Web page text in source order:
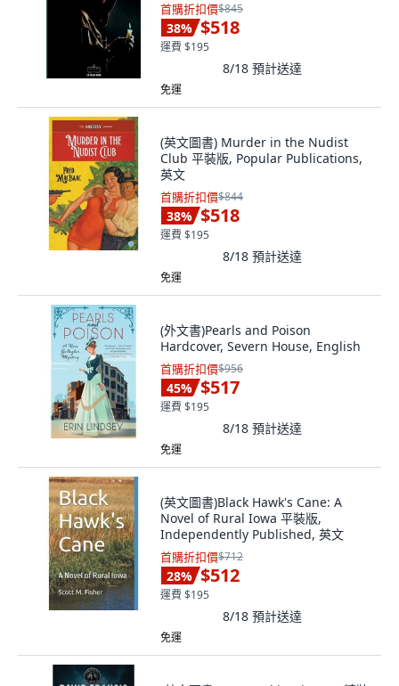
首購折扣價$845
38% $518
運費 $195
8/18 預計送達
免運
(英文圖書) Murder in the Nudist
Club 平裝版, Popular Publications,
英文
首購折扣價$844
38% $518
運費 $195
8/18 預計送達
免運
(外文書)Pearls and Poison
Hardcover, Severn House, English
首購折扣價$956
45% $517
運費 $195
8/18 預計送達
免運
(英文圖書)Black Hawk's Cane: A
Novel of Rural Iowa 平裝版,
Independently Published, 英文
首購折扣價$712
28% $512
運費 $195
8/18 預計送達
免運